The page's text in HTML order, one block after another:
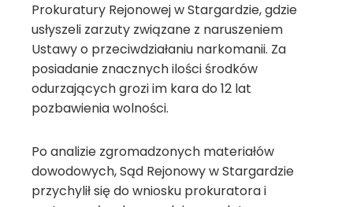
Prokuratury Rejonowej w Stargardzie, gdzie
usłyszeli zarzuty związane z naruszeniem
Ustawy o przeciwdziałaniu narkomanii. Za
posiadanie znacznych ilości środków
odurzających grozi im kara do 12 lat
pozbawienia wolności.
Po analizie zgromadzonych materiałów
dowodowych, Sąd Rejonowy w Stargardzie
przychylił się do wniosku prokuratora i